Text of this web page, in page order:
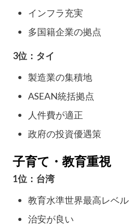
インフラ充実
多国籍企業の拠点
3位：タイ
製造業の集積地
ASEAN統括拠点
人件費が適正
政府の投資優遇策
子育て・教育重視
1位：台湾
教育水準世界最高レベル
治安が良い